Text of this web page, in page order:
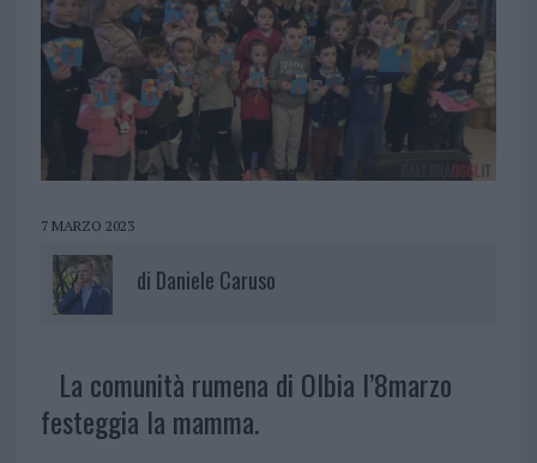
7 MARZO 2023
di Daniele Caruso
La comunità rumena di Olbia l’8marzo
festeggia la mamma.